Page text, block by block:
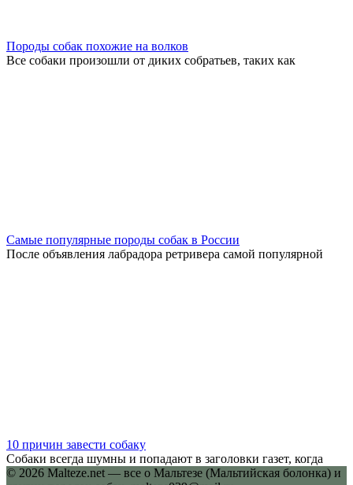
Породы собак похожие на волков
Все собаки произошли от диких собратьев, таких как
Самые популярные породы собак в России
После объявления лабрадора ретривера самой популярной
10 причин завести собаку
Собаки всегда шумны и попадают в заголовки газет, когда
© 2026 Malteze.net — все о Мальтезе (Мальтийская болонка) и